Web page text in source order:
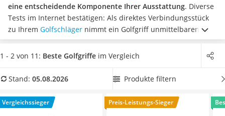
Trekkingschuhe Herren
Reisetasche mit Rollen
Klimmzugstation
Koffer
Nachtsichtgerät
Handgepäck-Koffer
Wanderschuhe Herren
Sicherheitsweste Reiten
eine entscheidende Komponente Ihrer Ausstattung. Diverse
Tests im Internet bestätigen: Als direktes Verbindungsstück
zu Ihrem Golfschläger nimmt ein Golfgriff unmittelbaren
Einfluss auf Ihr Spiel. Wählen Sie jetzt aus unserer
Vergleichstabelle einen Golfgriff mit einer hohen
Erfahrene Golfer empfehlen unter anderem Griffe aus
oder Regen besonders rutschfest sind. Überzeugt hat uns
hier im August 2026 besonders das ModellGolf Pride GP098 *
1 - 2 von 11: Beste Golfgriffe im Vergleich
Stand: 05.08.2026 Produkte filtern
Vergleichssieger Preis-Leistungs-Sieger